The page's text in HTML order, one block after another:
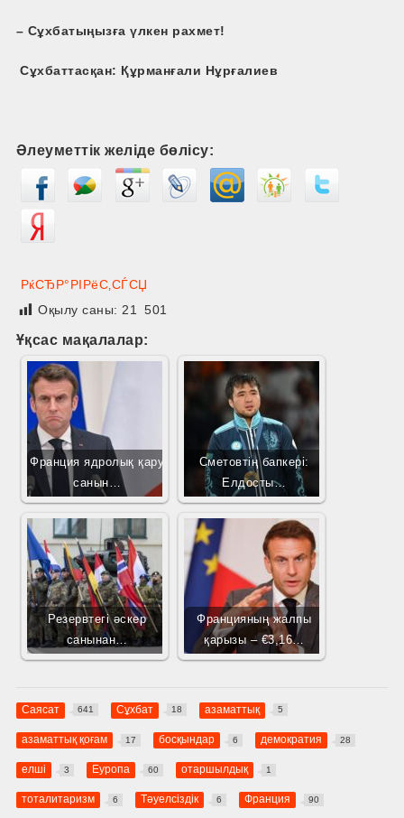
– Сұхбатыңызға үлкен рахмет!
Сұхбаттасқан: Құрманғали Нұрғалиев
Әлеуметтік желіде бөлісу:
РќСЂР°РІРёС‚СЃСЏ
Оқылу саны:21 501
Ұқсас мақалалар:
Франция ядролық қару
санын…
Сметовтің бапкері:
Елдосты…
Резервтегі әскер
санынан…
Францияның жалпы
қарызы – €3,16…
Саясат 641 Сұхбат 18 азаматтық 5
азаматтық қоғам 17 босқындар 6 демократия 28
елші 3 Еуропа 60 отаршылдық 1
тоталитаризм 6 Тәуелсіздік 6 Франция 90